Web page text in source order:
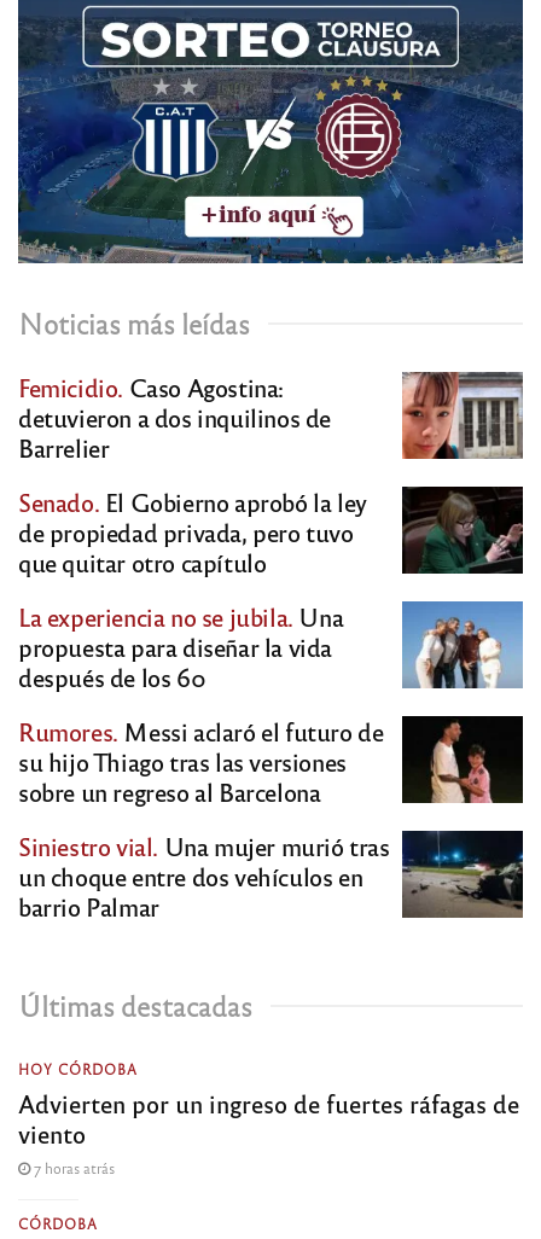
Noticias más leídas
Femicidio. Caso Agostina:
detuvieron a dos inquilinos de
Barrelier
Senado. El Gobierno aprobó la ley
de propiedad privada, pero tuvo
que quitar otro capítulo
La experiencia no se jubila. Una
propuesta para diseñar la vida
después de los 60
Rumores. Messi aclaró el futuro de
su hijo Thiago tras las versiones
sobre un regreso al Barcelona
Siniestro vial. Una mujer murió tras
un choque entre dos vehículos en
barrio Palmar
Últimas destacadas
HOY CÓRDOBA
Advierten por un ingreso de fuertes ráfagas de
viento
7 horas atrás
CÓRDOBA